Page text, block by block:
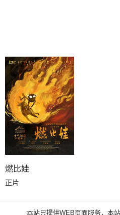
燃比娃
正片
本站只提供WEB页面服务，本